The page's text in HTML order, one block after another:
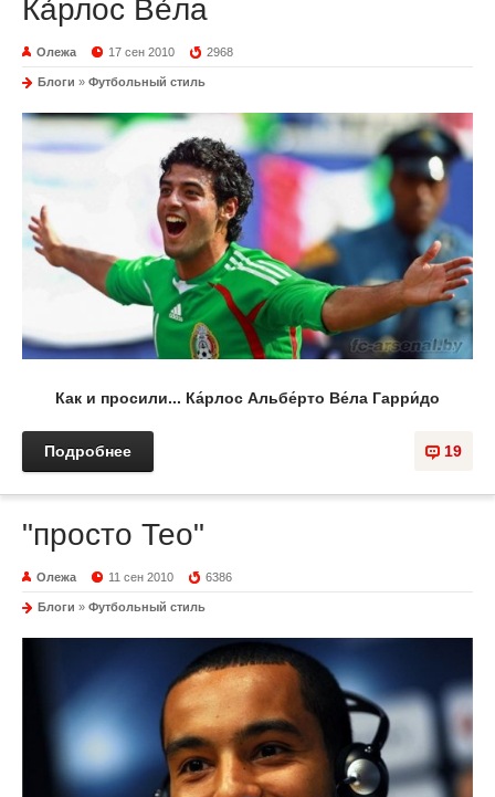
Ка́рлос Ве́ла
Олежа 17 сен 2010 2968
Блоги » Футбольный стиль
Как и просили... Ка́рлос Альбе́рто Ве́ла Гарри́до
19
Подробнее
"просто Тео"
Олежа 11 сен 2010 6386
Блоги » Футбольный стиль